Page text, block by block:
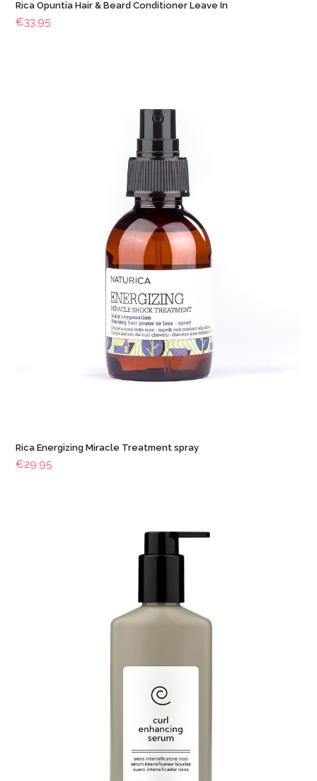
Rica Opuntia Hair & Beard Conditioner Leave In
€33.95
Rica Energizing Miracle Treatment spray
€29.95